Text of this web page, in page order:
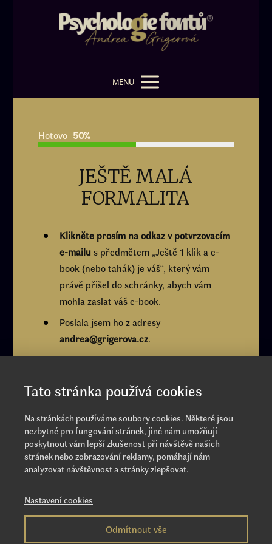
MENU
Hotovo 50%
JEŠTĚ MALÁ
FORMALITA
Klikněte prosím na odkaz v potvrzovacím
e-mailu s předmětem „Ještě 1 klik a e-
book (nebo tahák) je váš“, který vám
právě přišel do schránky, abych vám
mohla zaslat váš e-book.
Poslala jsem ho z adresy
andrea@grigerova.cz.
Pokud ho nemůžete nalézt, koukněte
akce.
Ihned poté vám přistane v e-mailové schránce
váš e-book.
Děkuji!
Andrea Grigerová
Tato stránka používá cookies
Na stránkách používáme soubory cookies. Některé jsou
nezbytné pro fungování stránek, jiné nám umožňují
poskytnout vám lepší zkušenost při návštěvě našich
stránek nebo zobrazování reklamy, pomáhají nám
analyzovat návštěvnost a stránky zlepšovat.
Nastavení cookies
Odmítnout vše